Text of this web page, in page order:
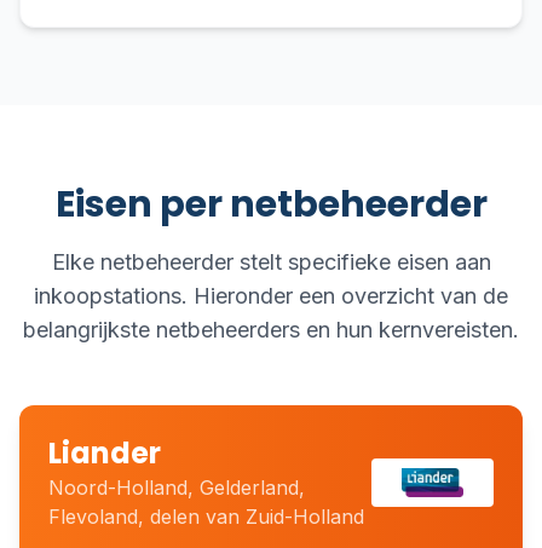
Eisen per netbeheerder
Elke netbeheerder stelt specifieke eisen aan
inkoopstations. Hieronder een overzicht van de
belangrijkste netbeheerders en hun kernvereisten.
Liander
Noord-Holland, Gelderland,
Flevoland, delen van Zuid-Holland